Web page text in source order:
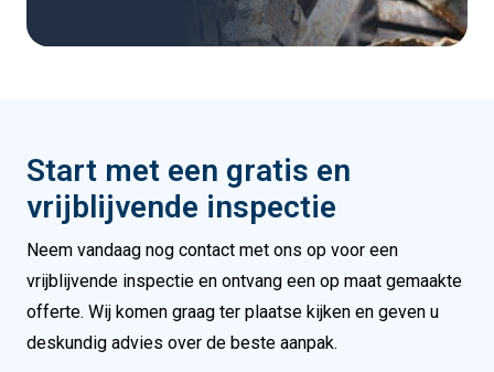
Start met een gratis en
vrijblijvende inspectie
Neem vandaag nog contact met ons op voor een
vrijblijvende inspectie en ontvang een op maat gemaakte
offerte. Wij komen graag ter plaatse kijken en geven u
deskundig advies over de beste aanpak.